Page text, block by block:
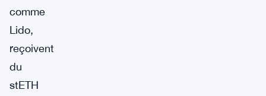
comme
Lido,
reçoivent
du
stETH